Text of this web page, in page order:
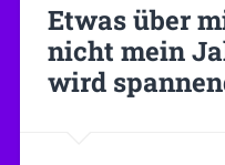
Etwas über
nicht mein
wird